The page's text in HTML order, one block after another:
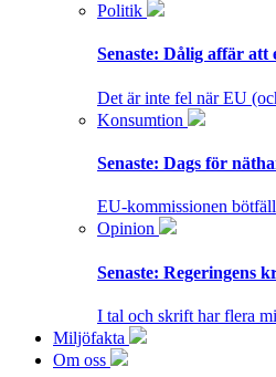
Politik
Senaste: Dålig affär att
Det är inte fel när EU
Konsumtion
Senaste: Dags för
EU-kommissionen
Opinion
Senaste: Regeringens
I tal och skrift har flera
Miljöfakta
Om oss